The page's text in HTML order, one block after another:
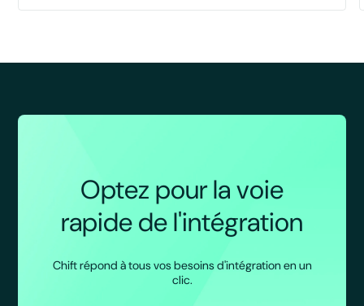
Optez pour la voie
rapide de l'intégration
Chift répond à tous vos besoins d'intégration en un
clic.